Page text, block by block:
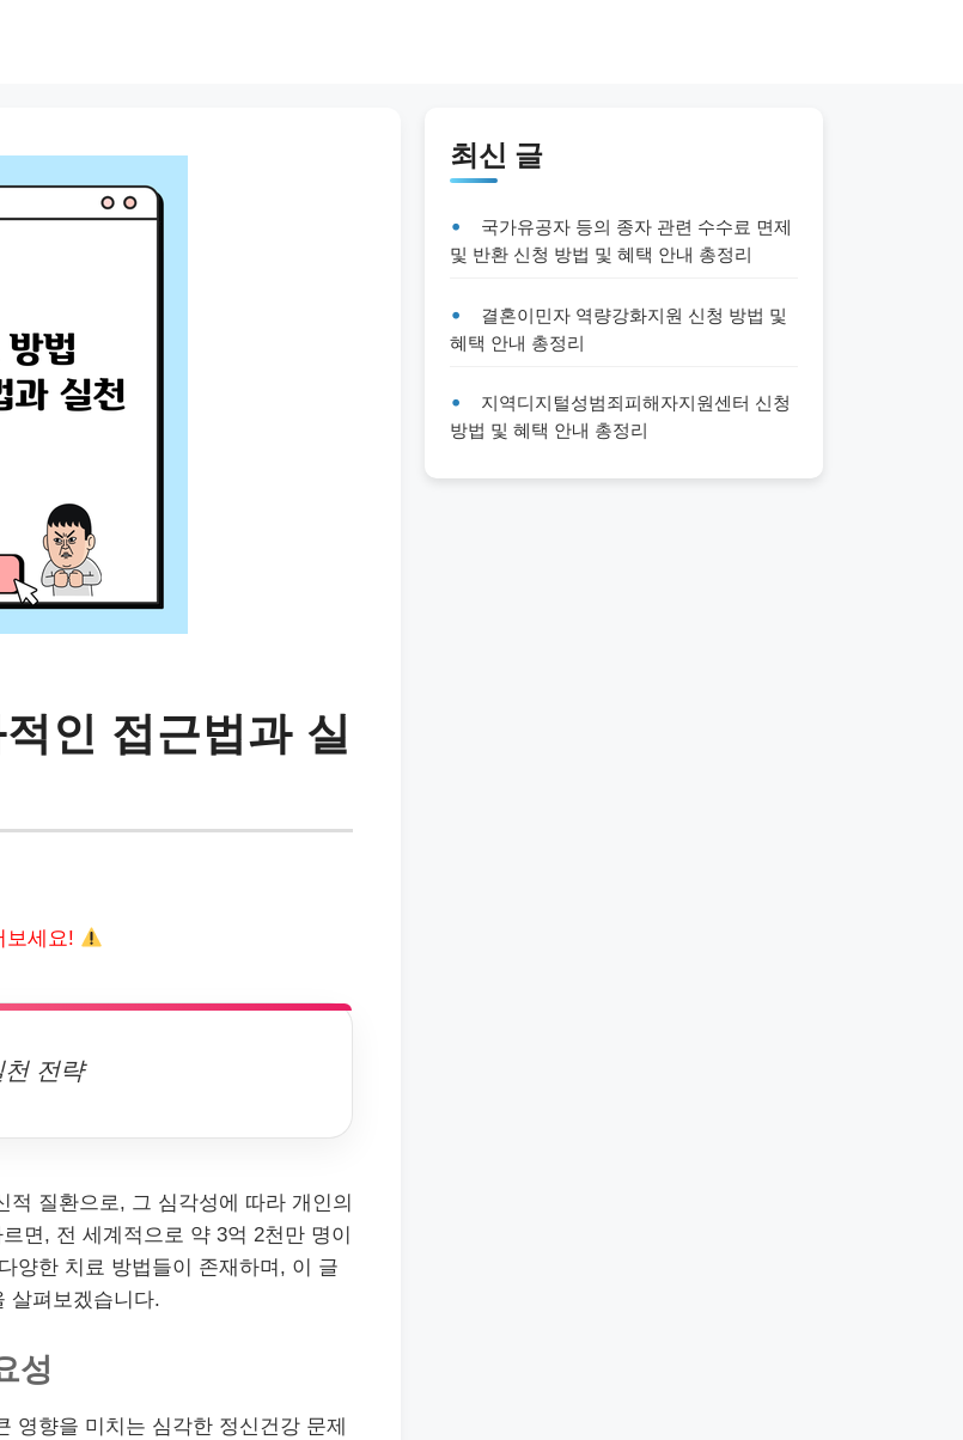
인 접근법과 실
보세요!
전략
질환으로, 그 심각성에 따라 개인의
면, 전 세계적으로 약 3억 2천만 명이
양한 치료 방법들이 존재하며, 이 글
살펴보겠습니다.
성
영향을 미치는 심각한 정신건강 문제
최신 글
국가유공자 등의 종자 관련 수수료 면제
및 반환 신청 방법 및 혜택 안내 총정리
결혼이민자 역량강화지원 신청 방법 및
혜택 안내 총정리
지역디지털성범죄피해자지원센터 신청
방법 및 혜택 안내 총정리